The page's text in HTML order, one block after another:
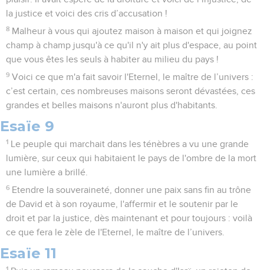
la justice et voici des cris d’accusation !
8 Malheur à vous qui ajoutez maison à maison et qui joignez
champ à champ jusqu'à ce qu'il n'y ait plus d'espace, au point
que vous êtes les seuls à habiter au milieu du pays !
9 Voici ce que m'a fait savoir l'Eternel, le maître de l’univers :
c’est certain, ces nombreuses maisons seront dévastées, ces
grandes et belles maisons n'auront plus d'habitants.
Esaïe 9
1
Le peuple qui marchait dans les ténèbres a vu une grande
lumière, sur ceux qui habitaient le pays de l'ombre de la mort
une lumière a brillé.
6 Etendre la souveraineté, donner une paix sans fin au trône
de David et à son royaume, l'affermir et le soutenir par le
droit et par la justice, dès maintenant et pour toujours : voilà
ce que fera le zèle de l'Eternel, le maître de l’univers.
Esaïe 11